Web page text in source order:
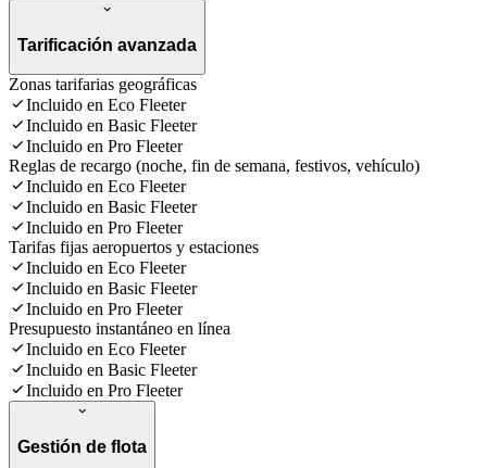
Tarificación avanzada
Zonas tarifarias geográficas
Incluido en Eco Fleeter
Incluido en Basic Fleeter
Incluido en Pro Fleeter
Reglas de recargo (noche, fin de semana, festivos, vehículo)
Incluido en Eco Fleeter
Incluido en Basic Fleeter
Incluido en Pro Fleeter
Tarifas fijas aeropuertos y estaciones
Incluido en Eco Fleeter
Incluido en Basic Fleeter
Incluido en Pro Fleeter
Presupuesto instantáneo en línea
Incluido en Eco Fleeter
Incluido en Basic Fleeter
Incluido en Pro Fleeter
Gestión de flota